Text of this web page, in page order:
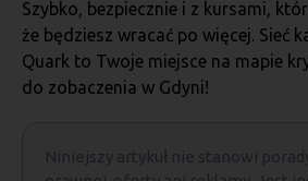
Szybko, bezpiecznie i z kursami,
że będziesz wracać po więcej. Sieć
Quark to Twoje miejsce na mapie
do zobaczenia w Gdyni!
Niniejszy artykuł nie stanowi